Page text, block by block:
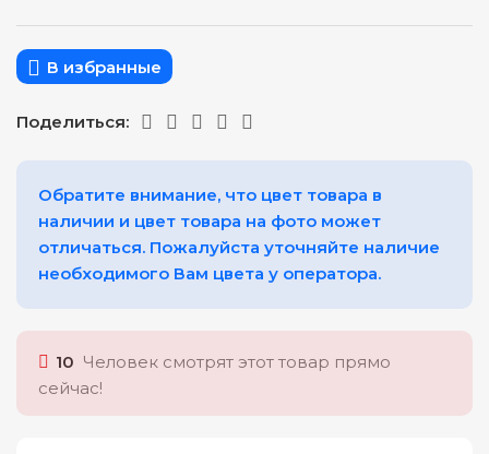
В избранные
Поделиться:
Обратите внимание, что цвет товара в
наличии и цвет товара на фото может
отличаться. Пожалуйста уточняйте наличие
необходимого Вам цвета у оператора.
10 Человек смотрят этот товар прямо
сейчас!